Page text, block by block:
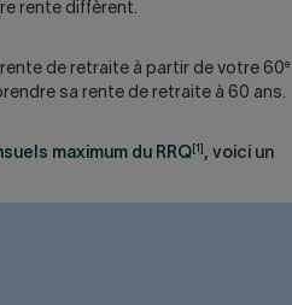
rente diffèrent.
rente de retraite à partir de votre 60e
sa rente de retraite à 60 ans.
maximum du RRQ
, voici un